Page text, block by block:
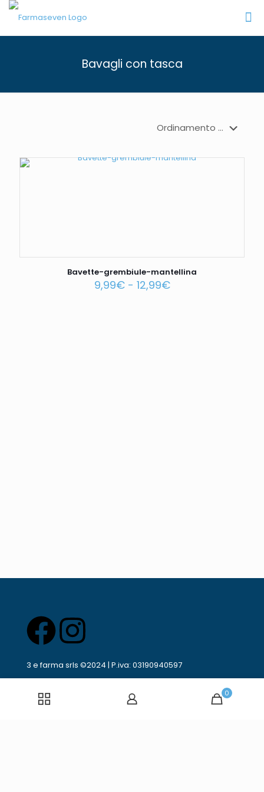
Bavagli con tasca
Bavette-grembiule-mantellina
9,99€ - 12,99€
3 e farma srls ©2024 | P.iva: 03190940597
Privacy e Cookie Policy
0